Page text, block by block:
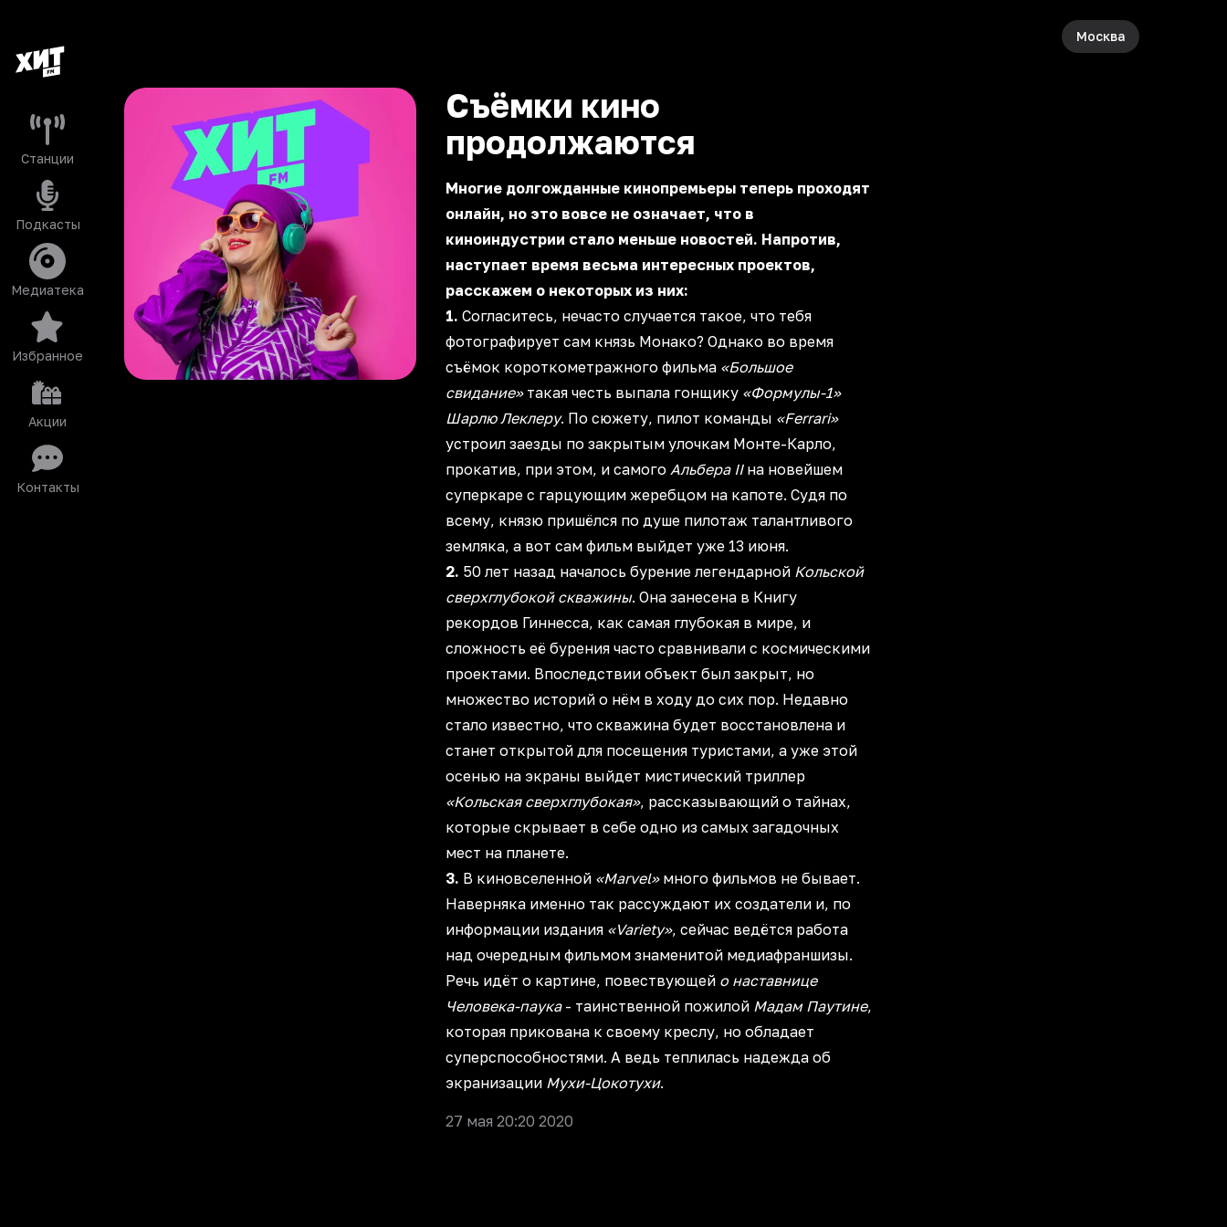
Станции
Подкасты
Медиатека
Избранное
Акции
Контакты
Москва
Съёмки кино
продолжаются
Многие долгожданные кинопремьеры теперь проходят
онлайн, но это вовсе не означает, что в
киноиндустрии стало меньше новостей. Напротив,
наступает время весьма интересных проектов,
расскажем о некоторых из них:
1. Согласитесь, нечасто случается такое, что тебя
фотографирует сам князь Монако? Однако во время
съёмок короткометражного фильма «Большое
свидание»такая честь выпала гонщику «Формулы-1»
Шарлю Леклеру. По сюжету, пилот команды «Ferrari»
устроил заезды по закрытым улочкам Монте-Карло,
прокатив, при этом, и самого Альбера IIна новейшем
суперкаре с гарцующим жеребцом на капоте. Судя по
всему, князю пришёлся по душе пилотаж талантливого
земляка, а вот сам фильм выйдет уже 13 июня.
2. 50 лет назад началось бурение легендарной Кольской
сверхглубокой скважины. Она занесена в Книгу
рекордов Гиннесса, как самая глубокая в мире, и
сложность её бурения часто сравнивали с космическими
проектами. Впоследствии объект был закрыт, но
множество историй о нём в ходу до сих пор. Недавно
стало известно, что скважина будет восстановлена и
станет открытой для посещения туристами, а уже этой
осенью на экраны выйдет мистический триллер
«Кольская сверхглубокая», рассказывающий о тайнах,
которые скрывает в себе одно из самых загадочных
мест на планете.
3. В киновселенной «Marvel»много фильмов не бывает.
Наверняка именно так рассуждают их создатели и, по
информации издания «Variety», сейчас ведётся работа
над очередным фильмом знаменитой медиафраншизы.
Речь идёт о картине, повествующей о наставнице
Человека-паука- таинственной пожилой Мадам Паутине,
которая прикована к своему креслу, но обладает
суперспособностями. А ведь теплилась надежда об
экранизации Мухи-Цокотухи.
27 мая 20:20 2020